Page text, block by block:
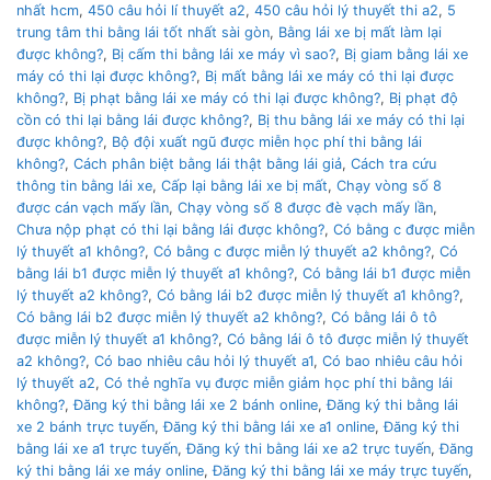
nhất hcm, 450 câu hỏi lí thuyết a2, 450 câu hỏi lý thuyết thi a2, 5
trung tâm thi bằng lái tốt nhất sài gòn, Bằng lái xe bị mất làm lại
được không?, Bị cấm thi bằng lái xe máy vì sao?, Bị giam bằng lái xe
máy có thi lại được không?, Bị mất bằng lái xe máy có thi lại được
không?, Bị phạt bằng lái xe máy có thi lại được không?, Bị phạt độ
cồn có thi lại bằng lái được không?, Bị thu bằng lái xe máy có thi lại
được không?, Bộ đội xuất ngũ được miễn học phí thi bằng lái
không?, Cách phân biệt bằng lái thật bằng lái giả, Cách tra cứu
thông tin bằng lái xe, Cấp lại bằng lái xe bị mất, Chạy vòng số 8
được cán vạch mấy lần, Chạy vòng số 8 được đè vạch mấy lần,
Chưa nộp phạt có thi lại bằng lái được không?, Có bằng c được miễn
lý thuyết a1 không?, Có bằng c được miễn lý thuyết a2 không?, Có
bằng lái b1 được miễn lý thuyết a1 không?, Có bằng lái b1 được miễn
lý thuyết a2 không?, Có bằng lái b2 được miễn lý thuyết a1 không?,
Có bằng lái b2 được miễn lý thuyết a2 không?, Có bằng lái ô tô
được miễn lý thuyết a1 không?, Có bằng lái ô tô được miễn lý thuyết
a2 không?, Có bao nhiêu câu hỏi lý thuyết a1, Có bao nhiêu câu hỏi
lý thuyết a2, Có thẻ nghĩa vụ được miễn giảm học phí thi bằng lái
không?,Đăng ký thi bằng lái xe 2 bánh online,Đăng ký thi bằng lái
xe 2 bánh trực tuyến,Đăng ký thi bằng lái xe a1 online,Đăng ký thi
bằng lái xe a1 trực tuyến,Đăng ký thi bằng lái xe a2 trực tuyến,Đăng
ký thi bằng lái xe máy online,Đăng ký thi bằng lái xe máy trực tuyến,